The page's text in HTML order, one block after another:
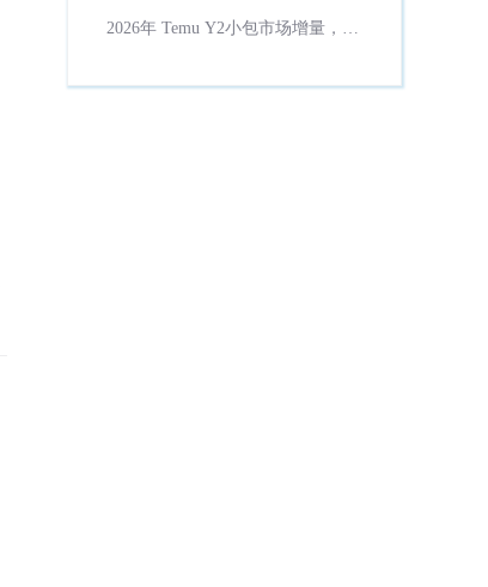
2026年 Temu Y2小包市场增量，货